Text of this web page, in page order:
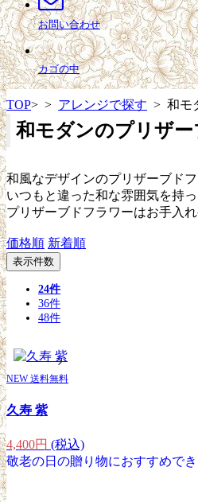
お問い合わせ
カゴの中
TOP> > アレンジで探す > 和モ
和モダンのプリザ
和風なデザインのプリザーブド
いつもと違った和な雰囲気を持
プリザーブドフラワーはお手入
価格順 新着順
表示件数
24件
36件
48件
NEW 送料無料
久寿 紫
4,400円 (税込)
敬老の日の贈り物におすすめで